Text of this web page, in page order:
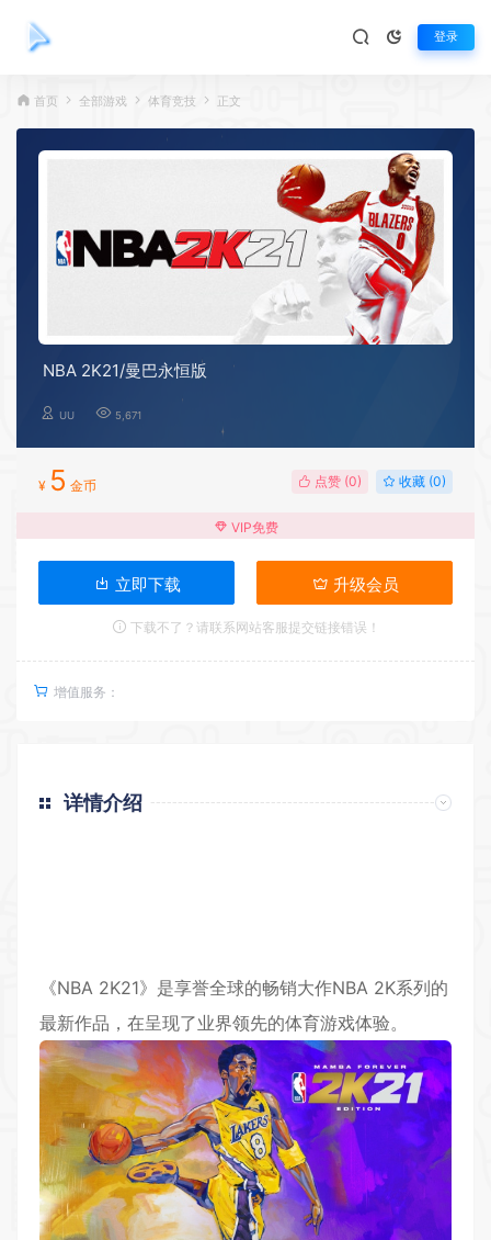
登录
首页 全部游戏 体育竞技 正文
NBA 2K21/曼巴永恒版
UU 5,671
¥ 5 金币 点赞 (0) 收藏 (0)
VIP免费
立即下载 升级会员
下载不了？请联系网站客服提交链接错误！
增值服务：
详情介绍
《NBA 2K21》是享誉全球的畅销大作NBA 2K系列的
最新作品，在呈现了业界领先的体育游戏体验。